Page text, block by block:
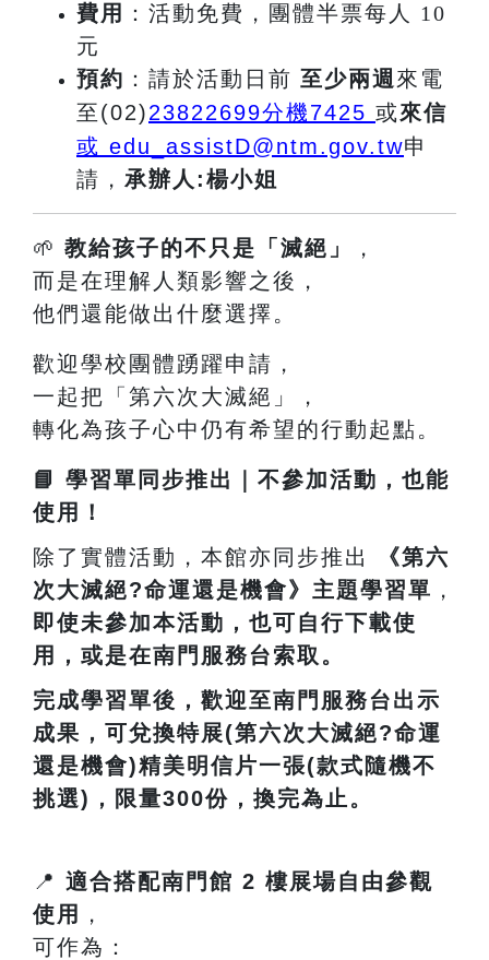
費用 ：活動免費，團體半票每人 10
元
預約 ：請於活動日前 至少兩週 來電
至(02)23822699分機7425 或來信
或 edu_assistD@ntm.gov.tw申
請 ， 承辦人:楊小姐
🌱 教給孩子的不只是「滅絕」
，
而是在理解人類影響之後，
他們還能做出什麼選擇。
歡迎學校團體踴躍申請，
一起把「第六次大滅絕」，
轉化為孩子心中仍有希望的行動起點。
📘 學習單同步推出｜不參加活動，也能
使用！
除了實體活動，本館亦同步推出
《第六
次大滅絕?命運還是機會》主題學習單 ，
即使未參加本活動，也可自行下載使
用，或是在南門服務台索取。
完成學習單後，歡迎至南門服務台出示
成果，可兌換特展(第六次大滅絕?命運
還是機會)精美明信片一張(款式隨機不
挑選)，限量300份，換完為止。
📍 適合搭配南門館 2 樓展場自由參觀
使用
，
可作為：